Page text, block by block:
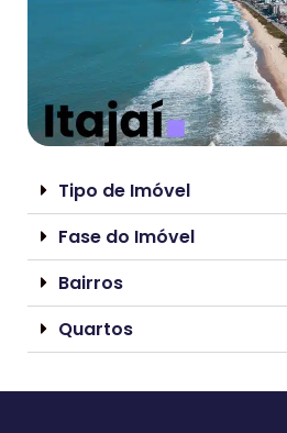
Tipo de Imóvel
Fase do Imóvel
Bairros
Quartos